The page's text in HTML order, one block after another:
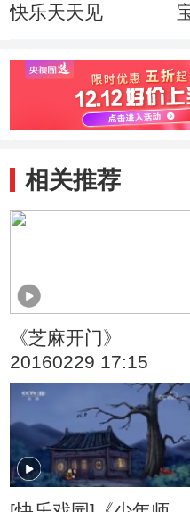
快乐天天见
相关推荐
《芝麻开门》
20160229 17:15